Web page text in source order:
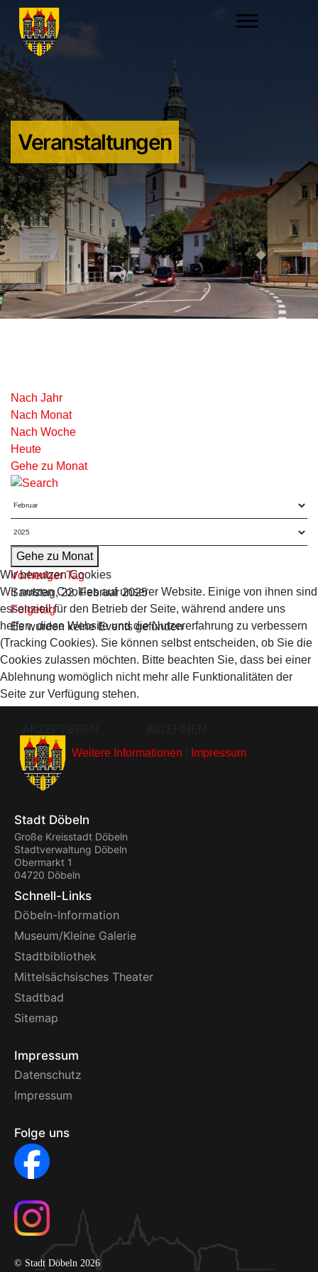
Veranstaltungen
Nach Jahr
Nach Monat
Nach Woche
Heute
Gehe zu Monat
Gehe zu Monat
Vorheriger Tag
Samstag, 22. Februar 2025
Folgetag
Es wurden keine Events gefunden
Stadt Döbeln
Große Kreisstadt Döbeln
Stadtverwaltung Döbeln
Obermarkt 1
04720 Döbeln
Schnell-Links
Döbeln-Information
Museum/Kleine Galerie
Stadtbibliothek
Mittelsächsisches Theater
Stadtbad
Sitemap
Impressum
Datenschutz
Impressum
Folge uns
© Stadt Döbeln 2026
Wir benutzen Cookies
Wir nutzen Cookies auf unserer Website. Einige von ihnen sind
essenziell für den Betrieb der Seite, während andere uns
helfen, diese Website und die Nutzererfahrung zu verbessern
(Tracking Cookies). Sie können selbst entscheiden, ob Sie die
Cookies zulassen möchten. Bitte beachten Sie, dass bei einer
Ablehnung womöglich nicht mehr alle Funktionalitäten der
Seite zur Verfügung stehen.
Weitere Informationen Impressum